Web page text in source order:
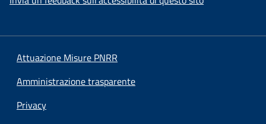
Attuazione Misure PNRR
Amministrazione trasparente
Privacy